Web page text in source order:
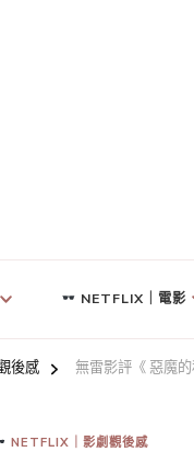
NETFLIX｜電影
後感 無雷影評《 惡魔
NETFLIX｜影劇觀後感